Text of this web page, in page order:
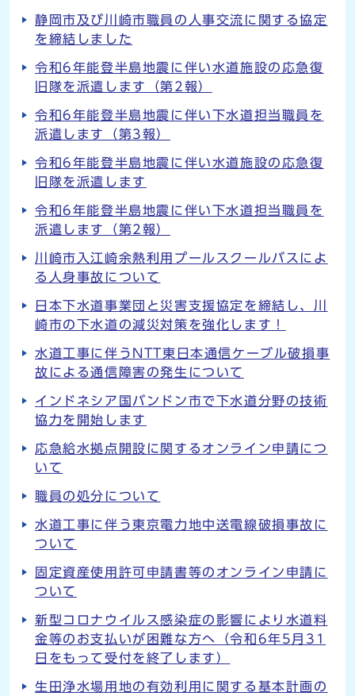
静岡市及び川崎市職員の人事交流に関する協定
を締結しました
令和6年能登半島地震に伴い水道施設の応急復
旧隊を派遣します（第2報）
令和6年能登半島地震に伴い下水道担当職員を
派遣します（第3報）
令和6年能登半島地震に伴い水道施設の応急復
旧隊を派遣します
令和6年能登半島地震に伴い下水道担当職員を
派遣します（第2報）
川崎市入江崎余熱利用プールスクールバスによ
る人身事故について
日本下水道事業団と災害支援協定を締結し、川
崎市の下水道の減災対策を強化します！
水道工事に伴うNTT東日本通信ケーブル破損事
故による通信障害の発生について
インドネシア国バンドン市で下水道分野の技術
協力を開始します
応急給水拠点開設に関するオンライン申請につ
いて
職員の処分について
水道工事に伴う東京電力地中送電線破損事故に
ついて
固定資産使用許可申請書等のオンライン申請に
ついて
新型コロナウイルス感染症の影響により水道料
金等のお支払いが困難な方へ（令和6年5月31
日をもって受付を終了します）
生田浄水場用地の有効利用に関する基本計画の